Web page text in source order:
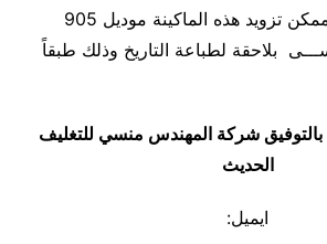
كاملة كما انه من الممكن تزويد هذه الماكينة موديل 905
بلاحقة لطباعة التاريخ وذلك طبقاً
بالتوفيق شركة المهندس منسي للتغليف
الحديث
ايميل: